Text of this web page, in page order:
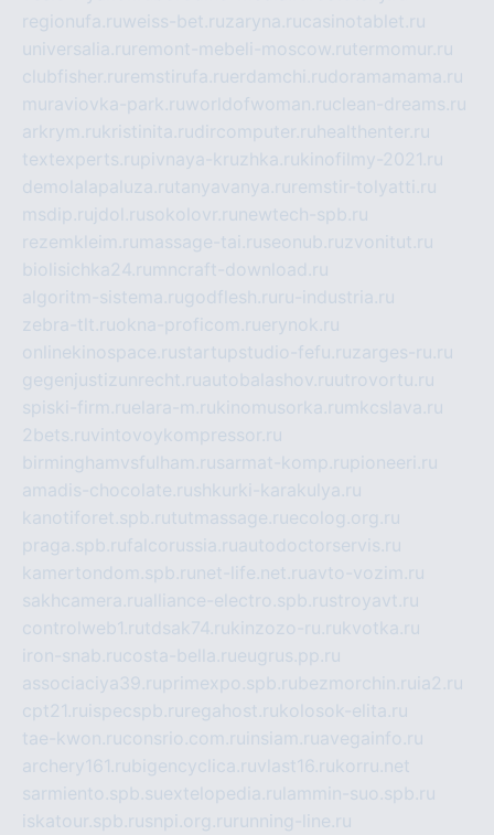
regionufa.ruweiss-bet.ruzaryna.rucasinotablet.ru
universalia.ru remont-mebeli-moscow.rutermomur.ru
clubfisher.ru remstirufa.ruerdamchi.rudoramamama.ru
muraviovka-park.ruworldofwoman.ruclean-dreams.ru
arkrym.rukristinita.rudircomputer.ru healthenter.ru
textexperts.rupivnaya-kruzhka.rukinofilmy-2021.ru
demolalapaluza.rutanyavanya.ru remstir-tolyatti.ru
msdip.ru jdol.rusokolovr.ru newtech-spb.ru
rezemkleim.ru massage-tai.ruseonub.ruzvonitut.ru
biolisichka24.ru mncraft-download.ru
algoritm-sistema.rugodflesh.ru ru-industria.ru
zebra-tlt.ruokna-proficom.ruerynok.ru
onlinekinospace.rustartupstudio-fefu.ruzarges-ru.ru
gegenjustizunrecht.ruautobalashov.ruutrovortu.ru
spiski-firm.ruelara-m.rukinomusorka.ru mkcslava.ru
2bets.ruvintovoykompressor.ru
birminghamvsfulham.rusarmat-komp.rupioneeri.ru
amadis-chocolate.rushkurki-karakulya.ru
kanotiforet.spb.rututmassage.ruecolog.org.ru
praga.spb.rufalcorussia.ruautodoctorservis.ru
kamertondom.spb.ru net-life.net.ruavto-vozim.ru
sakhcamera.rualliance-electro.spb.rustroyavt.ru
controlweb1.rutdsak74.rukinzozo-ru.rukvotka.ru
iron-snab.rucosta-bella.rueugrus.pp.ru
associaciya39.ruprimexpo.spb.rubezmorchin.ru ia2.ru
cpt21.ru ispecspb.ru regahost.rukolosok-elita.ru
tae-kwon.ruconsrio.com.ru insiam.ruavegainfo.ru
archery161.rubigencyclica.ruvlast16.rukorru.net
sarmiento.spb.suextelopedia.ru lammin-suo.spb.ru
iskatour.spb.rusnpi.org.ru running-line.ru